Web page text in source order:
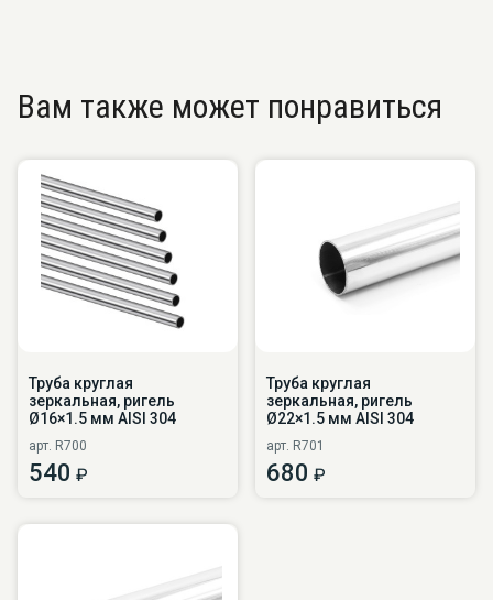
Вам также может понравиться
Труба круглая
зеркальная, ригель
Ø16×1.5 мм AISI 304
арт. R700
540 ₽
Труба круглая
зеркальная, ригель
Ø22×1.5 мм AISI 304
арт. R701
680 ₽